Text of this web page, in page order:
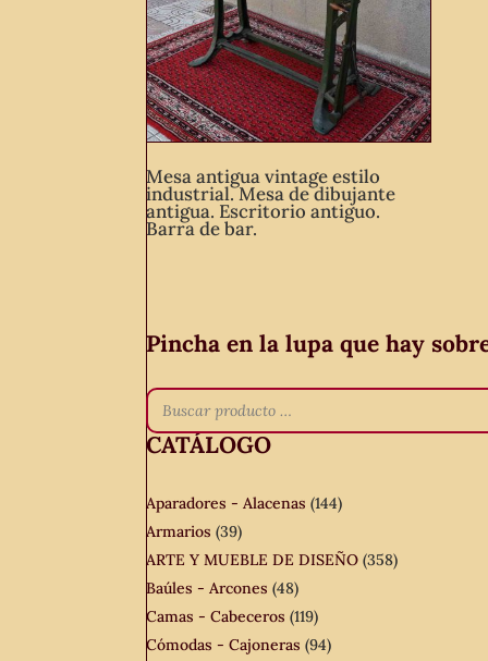
Mesa antigua vintage estilo
industrial. Mesa de dibujante
antigua. Escritorio antiguo.
Barra de bar.
Pincha en la lupa que hay
CATÁLOGO
Aparadores - Alacenas (144)
Armarios (39)
ARTE Y MUEBLE DE DISEÑO (358)
Baúles - Arcones (48)
Camas - Cabeceros (119)
Cómodas - Cajoneras (94)